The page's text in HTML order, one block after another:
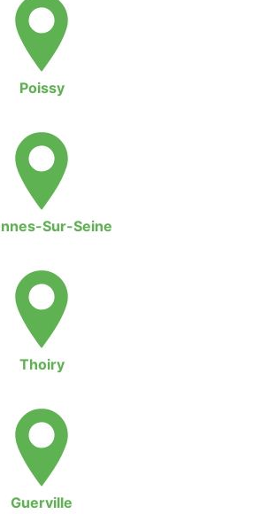
Poissy
Sur-Seine
Thoiry
Guerville